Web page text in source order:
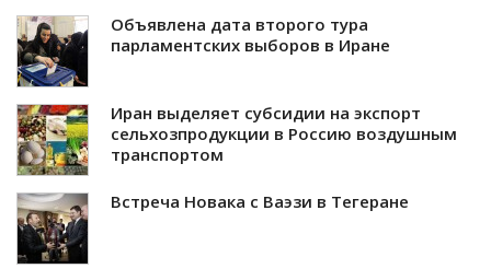
Объявлена дата второго тура
парламентских выборов в Иране
Иран выделяет субсидии на экспорт
сельхозпродукции в Россию воздушным
транспортом
Встреча Новака с Ваэзи в Тегеране